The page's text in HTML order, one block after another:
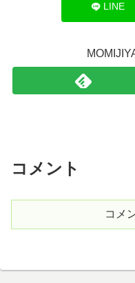
LINE
コメント
コメ